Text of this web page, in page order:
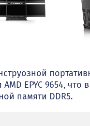
EPYC 9654, что
памяти DDR5.